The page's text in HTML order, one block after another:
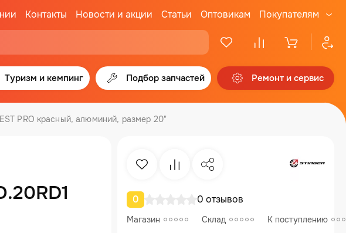
Контакты Новости и акции Статьи Оптовикам Покупателям
Туризм и кемпинг Подбор запчастей Ремонт и сервис
PRO красный, алюминий, размер 20"
ИзбранноеСравнениеПоделиться
0 0 отзывов
Магазин Склад К поступлению